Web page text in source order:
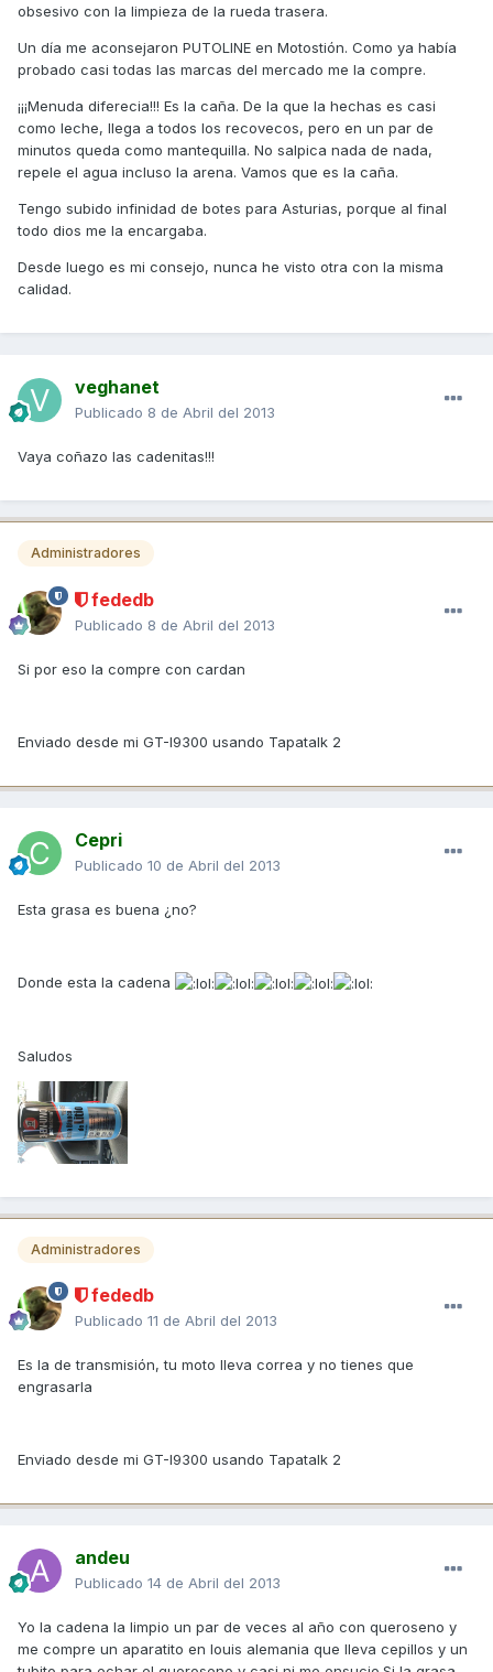
obsesivo con la limpieza de la rueda trasera.
Un día me aconsejaron PUTOLINE en Motostión. Como ya había
probado casi todas las marcas del mercado me la compre.
¡¡¡Menuda diferecia!!! Es la caña. De la que la hechas es casi
como leche, llega a todos los recovecos, pero en un par de
minutos queda como mantequilla. No salpica nada de nada,
repele el agua incluso la arena. Vamos que es la caña.
Tengo subido infinidad de botes para Asturias, porque al final
todo dios me la encargaba.
Desde luego es mi consejo, nunca he visto otra con la misma
calidad.
veghanet
Publicado 8 de Abril del 2013
Vaya coñazo las cadenitas!!!
Administradores
fededb
Publicado 8 de Abril del 2013
Si por eso la compre con cardan
Enviado desde mi GT-I9300 usando Tapatalk 2
Cepri
Publicado 10 de Abril del 2013
Esta grasa es buena ¿no?
Donde esta la cadena
Saludos
Administradores
fededb
Publicado 11 de Abril del 2013
Es la de transmisión, tu moto lleva correa y no tienes que
engrasarla
Enviado desde mi GT-I9300 usando Tapatalk 2
andeu
Publicado 14 de Abril del 2013
Yo la cadena la limpio un par de veces al año con queroseno y
me compre un aparatito en louis alemania que lleva cepillos y un